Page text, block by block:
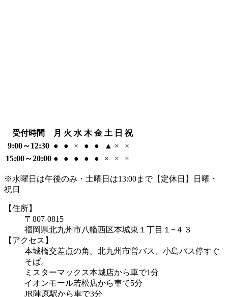
受付時間 月 火 水 木 金 土 日 祝
9:00～12:30 ● ● × ● ● ▲ ×
×
15:00～20:00 ● ● ● ● ● × × ×
※水曜日は午後のみ・土曜日は13:00まで【定休日】日曜・
祝日
【住所】
〒807-0815
福岡県北九州市八幡西区本城東１丁目１−４３
【アクセス】
本城橋交差点の角。北九州市営バス、小島バス停すぐ
そば。
ミスターマックス本城店から車で1分
イオンモール若松店から車で5分
JR陣原駅から車で3分